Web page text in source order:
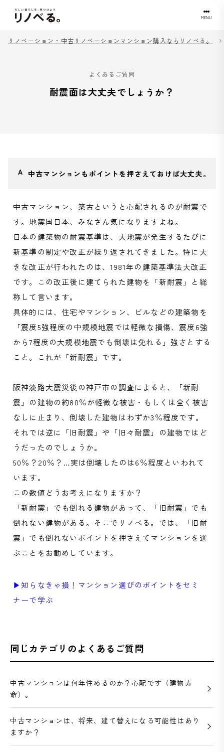
MENU
リノベーション・中古リノベーションマンション購入ならリノベる。
よくあるご質問
耐震面は大丈夫でしょうか？
中古マンションもポイントを押さえておけば大丈夫。
中古マンション、築古というと心配されるのが耐震で
す。地震国日本、みなさん気になりますよね。
日本の建築物の耐震基準は、大地震が発生するたびに
新基準の制定や改正が繰り返されてきました。特に大
きな改正が行われたのは、1981年の建築基準法大改正
です。この改正後に建てられた建物を「新耐震」と総
称して言います。
具体的には、住宅やマンション、ビルなどの建築物を
「震度5強程度の中規模地震では軽微な損傷、震度6強
から7程度の大規模地震でも倒壊は免れる」強さとする
こと。これが「新耐震」です。
阪神淡路大震災後の神戸市の調査によると、「新耐
震」の建物の約80％が軽微な被害・もしくは全く被害
なしに止まり、倒壊した建物はわずか3％程度です。
それでは逆に「旧耐震」や「旧々耐震」の建物ではど
うだったのでしょうか。
50％？20％？…実は倒壊したのは6％程度といわれて
います。
この数値どうお考えになりますか？
「新耐震」でも倒れる建物があって、「旧耐震」でも
倒れない建物がある。そこでリノベる。では、「旧耐
震」でも倒れないポイントを押さえてマンションを選
ぶことをお勧めしています。
▶知らなきゃ損！マンション選びのポイントをセミ
ナーで学ぶ
同じカテゴリのよくあるご質問
中古マンションは何年住めるのか？心配です（建物寿
命）。
中古マンションは、将来、建て替えになる可能性はあり
ますか？